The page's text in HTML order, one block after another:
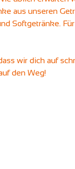
aus unseren
Softgetränke.
wir dich auf
den Weg!